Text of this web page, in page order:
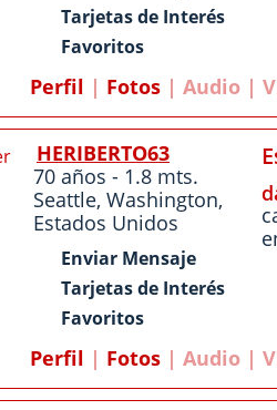
Tarjetas de Interés
Favoritos
Perfil | Fotos | Audio |
HERIBERTO63
70 años - 1.8 mts.
Seattle, Washington,
Estados Unidos
Enviar Mensaje
Tarjetas de Interés
Favoritos
Perfil | Fotos | Audio |